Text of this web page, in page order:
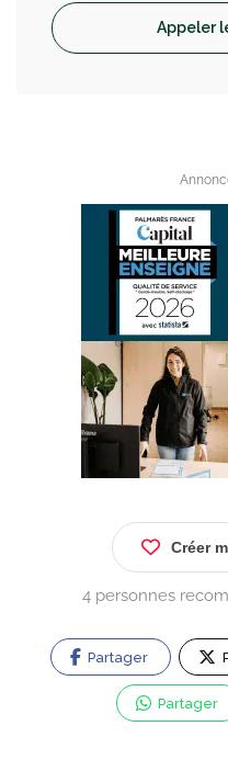
Appeler
Créer
4 personnes
Partager
Partager